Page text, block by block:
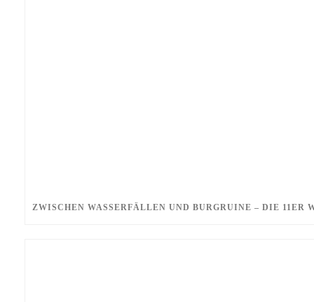
ZWISCHEN WASSERFÄLLEN UND BURGRUINE – DIE 11ER